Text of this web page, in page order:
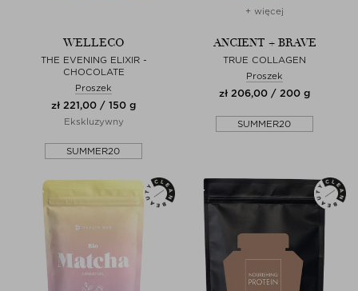
WELLECO
THE EVENING ELIXIR -
CHOCOLATE
Proszek
zł 221,00 / 150 g
Ekskluzywny
SUMMER20
+ więcej
ANCIENT + BRAVE
TRUE COLLAGEN
Proszek
zł 206,00 / 200 g
SUMMER20